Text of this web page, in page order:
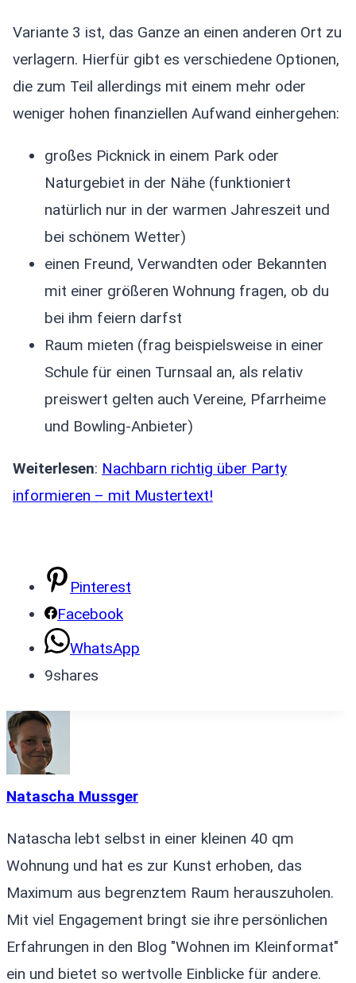
Variante 3 ist, das Ganze an einen anderen Ort zu
verlagern. Hierfür gibt es verschiedene Optionen,
die zum Teil allerdings mit einem mehr oder
weniger hohen finanziellen Aufwand einhergehen:
großes Picknick in einem Park oder
Naturgebiet in der Nähe (funktioniert
natürlich nur in der warmen Jahreszeit und
bei schönem Wetter)
einen Freund, Verwandten oder Bekannten
mit einer größeren Wohnung fragen, ob du
bei ihm feiern darfst
Raum mieten (frag beispielsweise in einer
Schule für einen Turnsaal an, als relativ
preiswert gelten auch Vereine, Pfarrheime
und Bowling-Anbieter)
Weiterlesen: Nachbarn richtig über Party
informieren – mit Mustertext!
Pinterest
Facebook
WhatsApp
9shares
Natascha Mussger
Natascha lebt selbst in einer kleinen 40 qm
Wohnung und hat es zur Kunst erhoben, das
Maximum aus begrenztem Raum herauszuholen.
Mit viel Engagement bringt sie ihre persönlichen
Erfahrungen in den Blog "Wohnen im Kleinformat"
ein und bietet so wertvolle Einblicke für andere.